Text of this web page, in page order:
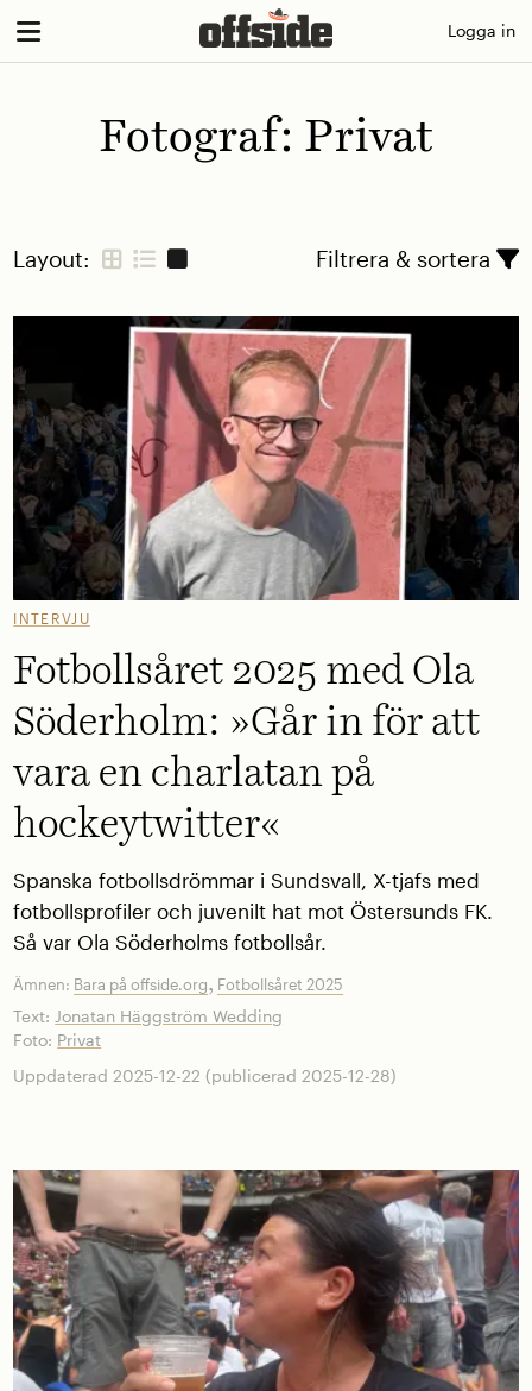
Skip
Logga in
Fotograf: Privat
Layout: Filtrera & sortera
INTERVJU
Fotbollsåret 2025 med Ola
Söderholm: »Går in för att
vara en charlatan på
hockeytwitter«
Spanska fotbollsdrömmar i Sundsvall, X-tjafs med
fotbollsprofiler och juvenilt hat mot Östersunds FK.
Så var Ola Söderholms fotbollsår.
Ämnen: Bara på offside.org, Fotbollsåret 2025
Text: Jonatan Häggström Wedding
Foto: Privat
Uppdaterad 2025-12-22 (publicerad 2025-12-28)